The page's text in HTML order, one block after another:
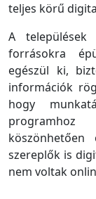
teljes körű
A települések
forrásokra
egészül ki,
információk
hogy
programhoz
szereplők is
nem voltak